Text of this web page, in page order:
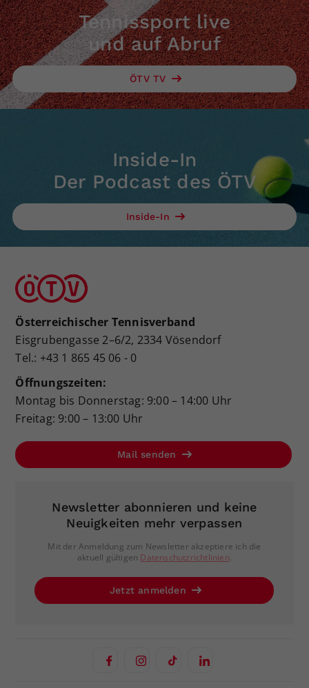
Tennissport live
und auf Abruf
ÖTV TV
Inside-In
Der Podcast des ÖTV
Inside-In
Österreichischer Tennisverband
Eisgrubengasse 2–6/2, 2334 Vösendorf
Tel.: +43 1 865 45 06 - 0
Öffnungszeiten:
Montag bis Donnerstag: 9:00 – 14:00 Uhr
Freitag: 9:00 – 13:00 Uhr
Mail senden
Newsletter abonnieren und keine
Neuigkeiten mehr verpassen
Mit der Anmeldung zum Newsletter akzeptiere ich die
aktuell gültigen Datenschutzrichtlinien.
Jetzt anmelden